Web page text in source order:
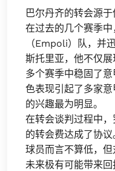
巴尔丹齐的转会源
在过去的几个赛季
（Empoli）队，并
斯托里亚，他不仅
多个赛季中稳固了
色表现引起了多家
的兴趣最为明显。
在转会谈判过程中
的转会费达成了协
球员而言不算低，
未来极有可能带来